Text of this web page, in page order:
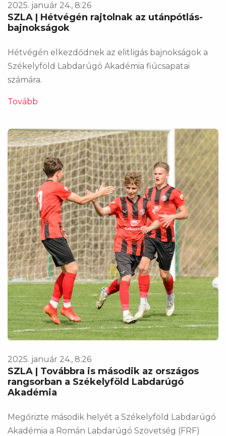
2025. január 24., 8:26
SZLA | Hétvégén rajtolnak az utánpótlás-
bajnokságok
Hétvégén elkezdődnek az elitligás bajnokságok a
Székelyföld Labdarúgó Akadémia fiúcsapatai
számára.
Tovább
2025. január 24., 8:26
SZLA | Továbbra is második az országos
rangsorban a Székelyföld Labdarúgó
Akadémia
Megőrizte második helyét a Székelyföld Labdarúgó
Akadémia a Román Labdarúgó Szövetség (FRF)